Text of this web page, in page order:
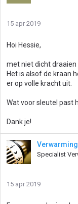
15 apr 2019
Hoi Hessie,
met niet dicht draaien
Het is alsof de kraan
er op volle kracht uit.
Wat voor sleutel past
Dank je!
Verwarming
Specialist
15 apr 2019